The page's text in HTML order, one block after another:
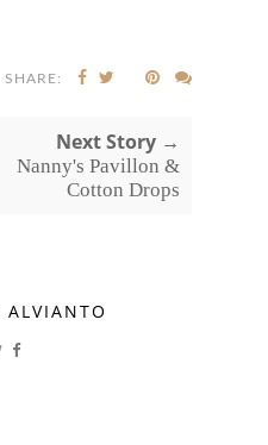
SHARE:
Next Story →
Nanny's Pavillon &
Cotton Drops
ALVIANTO